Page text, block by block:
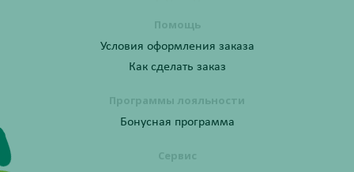
Помощь
Условия оформления заказа
Как сделать заказ
Программы лояльности
Бонусная программа
Сервис